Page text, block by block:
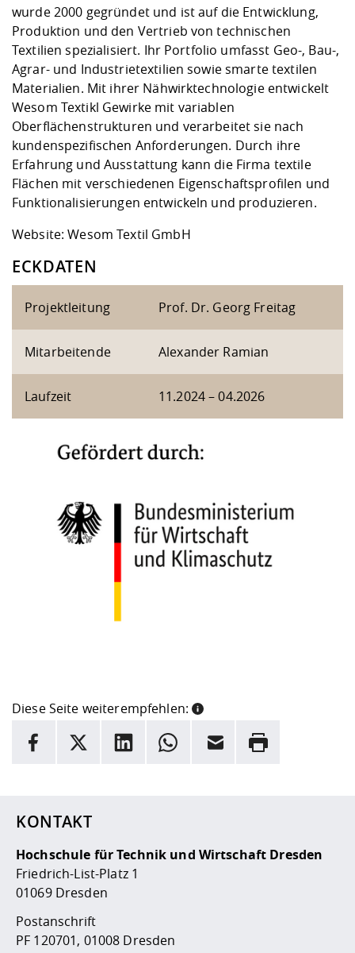
wurde 2000 gegründet und ist auf die Entwicklung,
Produktion und den Vertrieb von technischen
Textilien spezialisiert. Ihr Portfolio umfasst Geo-, Bau-,
Agrar- und Industrietextilien sowie smarte textilen
Materialien. Mit ihrer Nähwirktechnologie entwickelt
Wesom Textikl Gewirke mit variablen
Oberflächenstrukturen und verarbeitet sie nach
kundenspezifischen Anforderungen. Durch ihre
Erfahrung und Ausstattung kann die Firma textile
Flächen mit verschiedenen Eigenschaftsprofilen und
Funktionalisierungen entwickeln und produzieren.
Website:Wesom Textil GmbH
ECKDATEN
Projektleitung Prof. Dr. Georg Freitag
Mitarbeitende Alexander Ramian
Laufzeit 11.2024 – 04.2026
Diese Seite weiterempfehlen:
INFORMATION
Hier stehen weitere Informationen und ein Link zur
Facebook
X LinkedInWhatsappE-Mail Drucken
KONTAKT
Hochschule für Technik und Wirtschaft Dresden
Friedrich-List-Platz 1
01069 Dresden
Postanschrift
PF 120701, 01008 Dresden